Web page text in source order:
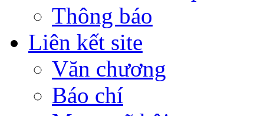
Thông báo
Liên kết site
Văn chương
Báo chí